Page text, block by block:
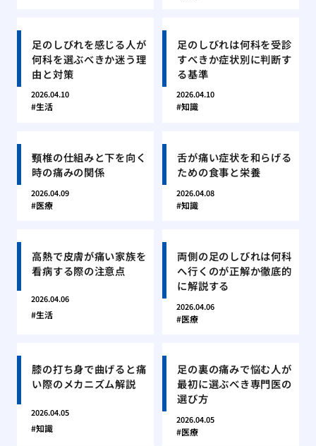
足のしびれを感じる人が
何科を選ぶべきか迷う理
由と対策
2026.04.10
生活
足のしびれは何科を受診
すべきか症状別に判断す
る基準
2026.04.10
知識
頸椎の仕組みと下を向く
時の痛みの関係
2026.04.09
医療
舌が痛い症状を和らげる
ための食事と栄養
2026.04.08
知識
高熱で皮膚が痛い家族を
看病する際の注意点
2026.04.06
生活
両側の足のしびれは何科
へ行くのが正解か徹底的
に解説する
2026.04.06
医療
膝の打ち身で曲げると痛
い際のメカニズム解説
2026.04.05
知識
足の裏の痛みで悩む人が
最初に選ぶべき専門医の
選び方
2026.04.05
医療